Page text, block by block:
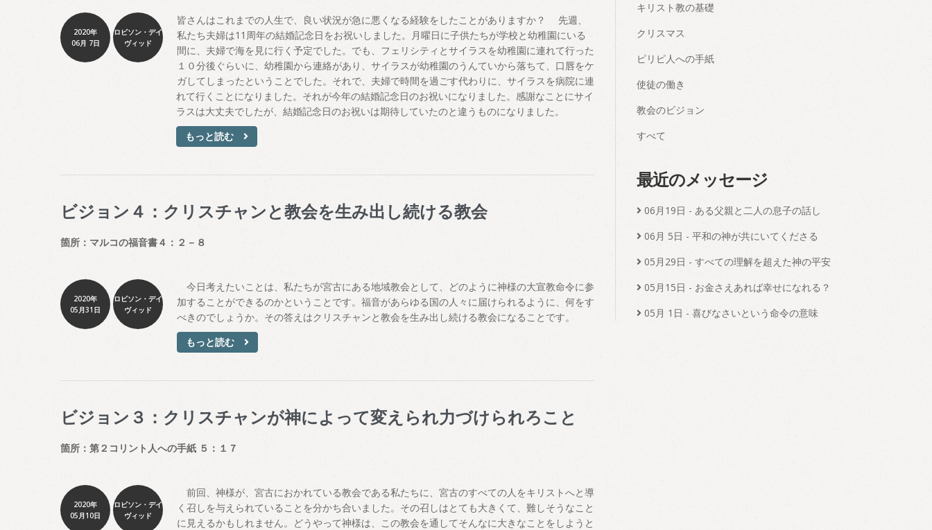
2020年
06月 7日
ロビソン・デイ
ヴィッド
皆さんはこれまでの人生で、良い状況が急に悪くなる経験をしたことがありますか？ 先週、
私たち夫婦は11周年の結婚記念日をお祝いしました。月曜日に子供たちが学校と幼稚園にいる
間に、夫婦で海を見に行く予定でした。でも、フェリシティとサイラスを幼稚園に連れて行った
１０分後ぐらいに、幼稚園から連絡があり、サイラスが幼稚園のうんていから落ちて、口唇をケ
ガしてしまったということでした。それで、夫婦で時間を過ごす代わりに、サイラスを病院に連
れて行くことになりました。それが今年の結婚記念日のお祝いになりました。感謝なことにサイ
ラスは大丈夫でしたが、結婚記念日のお祝いは期待していたのと違うものになりました。
もっと読む
ビジョン４：クリスチャンと教会を生み出し続ける教会
箇所：マルコの福音書４：２－８
2020年
05月31日
ロビソン・デイ
ヴィッド
今日考えたいことは、私たちが宮古にある地域教会として、どのように神様の大宣教命令に参
加することができるのかということです。福音があらゆる国の人々に届けられるように、何をす
べきのでしょうか。その答えはクリスチャンと教会を生み出し続ける教会になることです。
もっと読む
ビジョン３：クリスチャンが神によって変えられ力づけられろこと
箇所：第２コリント人への手紙 ５：１７
2020年
05月10日
ロビソン・デイ
ヴィッド
前回、神様が、宮古におかれている教会である私たちに、宮古のすべての人をキリストへと導
く召しを与えられていることを分かち合いました。その召しはとても大きくて、難しそうなこと
に見えるかもしれません。どうやって神様は、この教会を通してそんなに大きなことをしようと
キリスト教の基礎
クリスマス
ピリピ人への手紙
使徒の働き
教会のビジョン
すべて
最近のメッセージ
06月19日 - ある父親と二人の息子の話し
06月 5日 - 平和の神が共にいてくださる
05月29日 - すべての理解を超えた神の平安
05月15日 - お金さえあれば幸せになれる？
05月 1日 - 喜びなさいという命令の意味